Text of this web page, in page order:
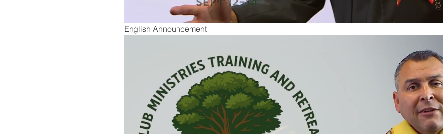
English Announcement